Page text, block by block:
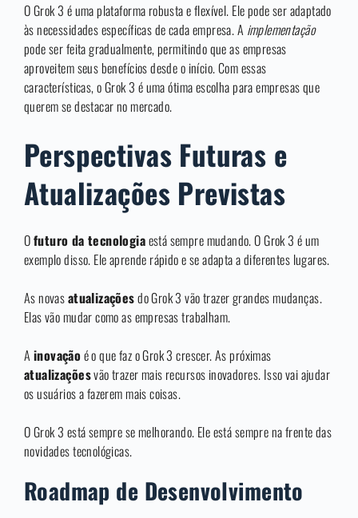
O Grok 3 é uma plataforma robusta e flexível. Ele pode ser adaptado
às necessidades específicas de cada empresa. A implementação
pode ser feita gradualmente, permitindo que as empresas
aproveitem seus benefícios desde o início. Com essas
características, o Grok 3 é uma ótima escolha para empresas que
querem se destacar no mercado.
Perspectivas Futuras e
Atualizações Previstas
Ofuturo da tecnologiaestá sempre mudando. O Grok 3 é um
exemplo disso. Ele aprende rápido e se adapta a diferentes lugares.
As novasatualizaçõesdo Grok 3 vão trazer grandes mudanças.
Elas vão mudar como as empresas trabalham.
A inovaçãoé o que faz o Grok 3 crescer. As próximas
atualizaçõesvão trazer mais recursos inovadores. Isso vai ajudar
os usuários a fazerem mais coisas.
O Grok 3 está sempre se melhorando. Ele está sempre na frente das
novidades tecnológicas.
Roadmap de Desenvolvimento